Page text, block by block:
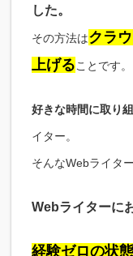
した。
その方法はクラ
上げることです。
好きな時間に取り
イター。
そんなWebライタ
Webライターに
経験ゼロの状